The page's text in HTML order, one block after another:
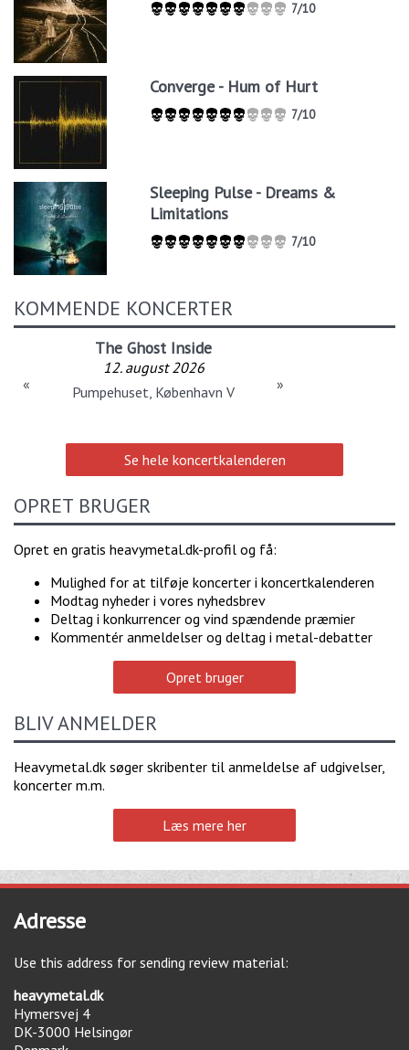
7/10
Converge - Hum of Hurt
7/10
Sleeping Pulse - Dreams &
Limitations
7/10
KOMMENDE KONCERTER
The Ghost Inside
12. august 2026
Pumpehuset, København V
« »
Se hele koncertkalenderen
OPRET BRUGER
Opret en gratis heavymetal.dk-profil og få:
Mulighed for at tilføje koncerter i koncertkalenderen
Modtag nyheder i vores nyhedsbrev
Deltag i konkurrencer og vind spændende præmier
Kommentér anmeldelser og deltag i metal-debatter
Opret bruger
BLIV ANMELDER
Heavymetal.dk søger skribenter til anmeldelse af udgivelser,
koncerter m.m.
Læs mere her
Adresse
Use this address for sending review material:
heavymetal.dk
Hymersvej 4
DK-3000 Helsingør